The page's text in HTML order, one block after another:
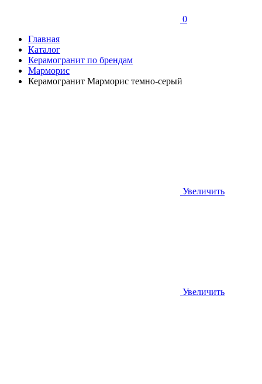
0
Главная
Каталог
Керамогранит по брендам
Марморис
Керамогранит Марморис темно-серый
Увеличить
Увеличить